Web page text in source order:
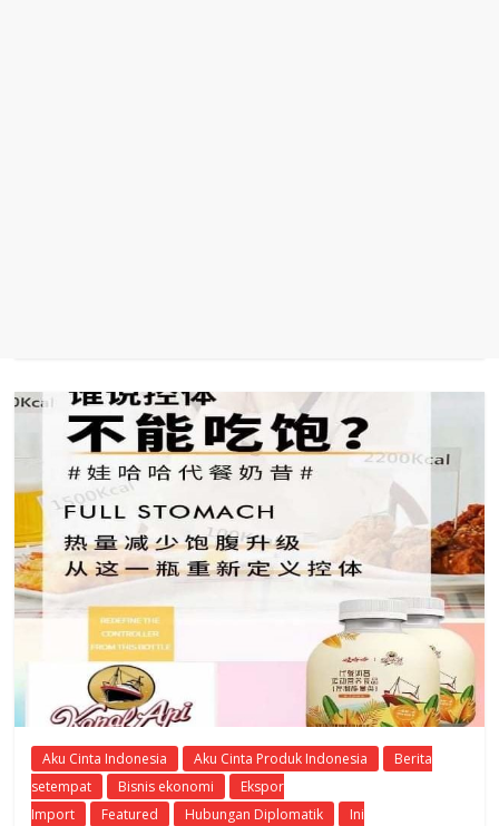
Aku Cinta Indonesia Aku Cinta Produk Indonesia
Berita
setempat
Bisnis ekonomi
Ekspor
Import
Featured Hubungan Diplomatik
Ini